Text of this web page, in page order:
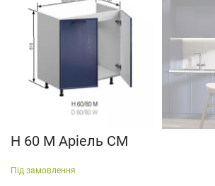
Н 60 М Аріель СМ
Під замовлення